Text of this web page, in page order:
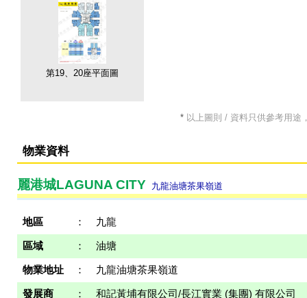
第19、20座平面圖
*以上圖則 / 資料只供參考用途
物業資料
麗港城LAGUNA CITY 九龍油塘茶果嶺道
地區 ： 九龍
區域 ： 油塘
物業地址 ： 九龍油塘茶果嶺道
發展商 ： 和記黃埔有限公司/長江實業 (集團) 有限公司